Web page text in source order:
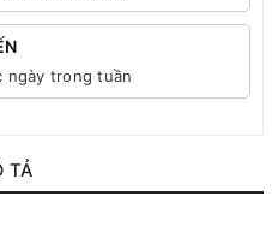
ngày trong tuần
TẢ